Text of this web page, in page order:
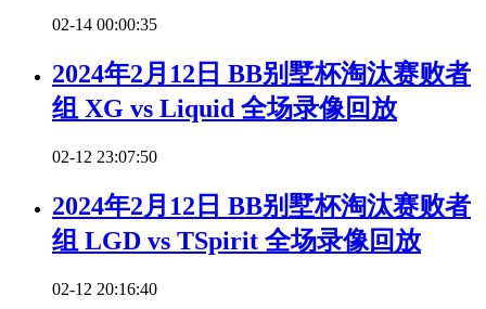
02-14 00:00:35
2024年2月12日 BB别墅杯淘汰赛败者
组 XG vs Liquid 全场录像回放
02-12 23:07:50
2024年2月12日 BB别墅杯淘汰赛败者
组 LGD vs TSpirit 全场录像回放
02-12 20:16:40